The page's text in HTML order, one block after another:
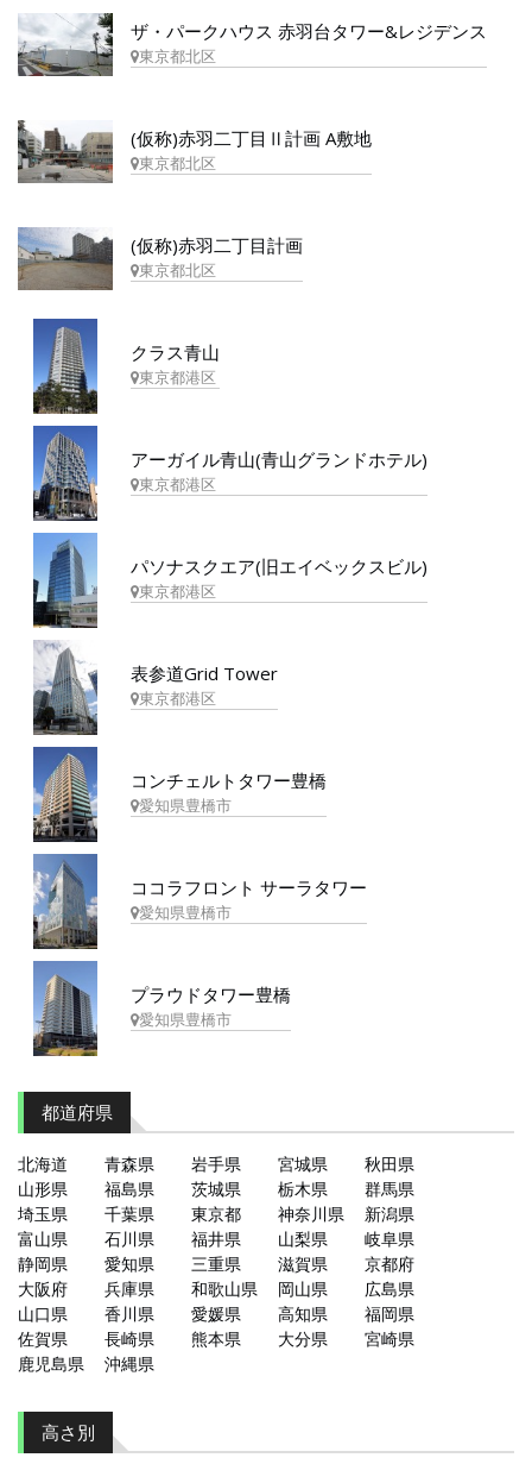
ザ・パークハウス 赤羽台タワー&レジデンス
東京都北区
(仮称)赤羽二丁目Ⅱ計画 A敷地
東京都北区
(仮称)赤羽二丁目計画
東京都北区
クラス青山
東京都港区
アーガイル青山(青山グランドホテル)
東京都港区
パソナスクエア(旧エイベックスビル)
東京都港区
表参道Grid Tower
東京都港区
コンチェルトタワー豊橋
愛知県豊橋市
ココラフロント サーラタワー
愛知県豊橋市
プラウドタワー豊橋
愛知県豊橋市
都道府県
北海道 青森県 岩手県 宮城県
秋田県
山形県
福島県 茨城県 栃木県
群馬県
埼玉県
千葉県 東京都 神奈川県
新潟県
富山県
石川県 福井県 山梨県
岐阜県
静岡県
愛知県 三重県 滋賀県
京都府
大阪府
兵庫県 和歌山県 岡山県
広島県
山口県
香川県 愛媛県 高知県
福岡県
佐賀県
長崎県 熊本県 大分県
宮崎県
鹿児島県
沖縄県
高さ別